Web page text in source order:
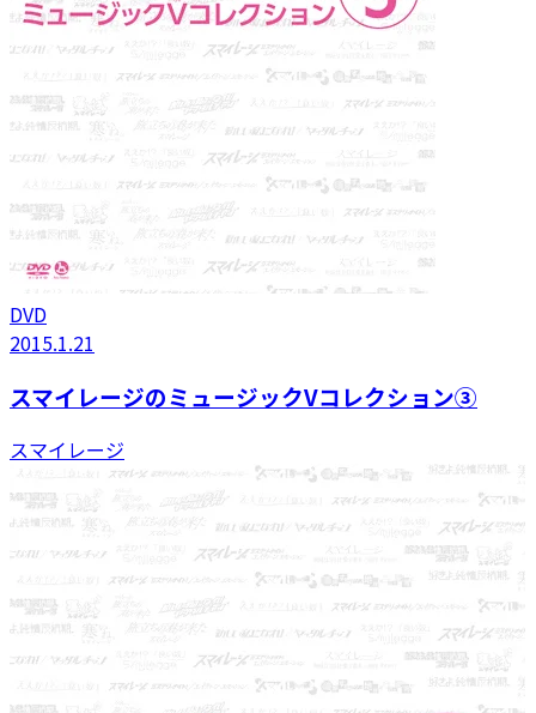
DVD
2015.1.21
スマイレージのミュージックVコレクション③
スマイレージ